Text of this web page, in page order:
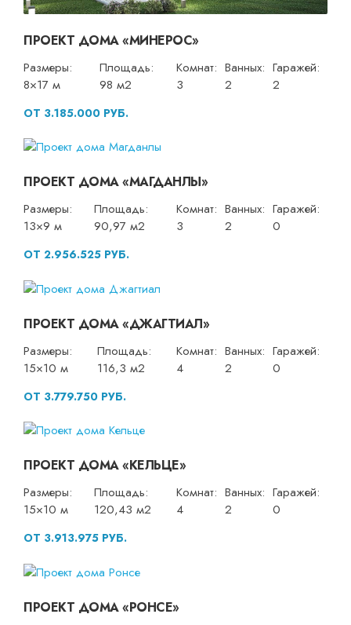
ПРОЕКТ ДОМА «МИНЕРОС»
Размеры:
8×17 м
Площадь:
98 м2
Комнат:
3
Ванных:
2
Гаражей:
2
ОТ 3.185.000 РУБ.
ПРОЕКТ ДОМА «МАГДАНЛЫ»
Размеры:
13×9 м
Площадь:
90,97 м2
Комнат:
3
Ванных:
2
Гаражей:
0
ОТ 2.956.525 РУБ.
ПРОЕКТ ДОМА «ДЖАГТИАЛ»
Размеры:
15×10 м
Площадь:
116,3 м2
Комнат:
4
Ванных:
2
Гаражей:
0
ОТ 3.779.750 РУБ.
ПРОЕКТ ДОМА «КЕЛЬЦЕ»
Размеры:
15×10 м
Площадь:
120,43 м2
Комнат:
4
Ванных:
2
Гаражей:
0
ОТ 3.913.975 РУБ.
ПРОЕКТ ДОМА «РОНСЕ»